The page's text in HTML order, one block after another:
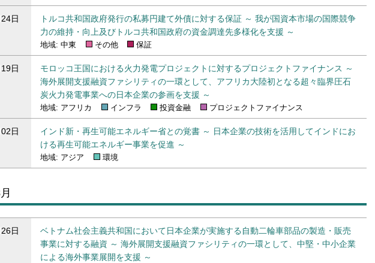
日
トルコ共和国政府発行の私募円建て外債に対する保証 ～ 我が国資本市場の国際競争
力の維持・向上及びトルコ共和国政府の資金調達先多様化を支援 ～
地域: 中東 その他 保証
日
モロッコ王国における火力発電プロジェクトに対するプロジェクトファイナンス ～
海外展開支援融資ファシリティの一環として、アフリカ大陸初となる超々臨界圧石
炭火力発電事業への日本企業の参画を支援 ～
地域: アフリカ インフラ 投資金融 プロジェクトファイナンス
日
インド新・再生可能エネルギー省との覚書 ～ 日本企業の技術を活用してインドにお
ける再生可能エネルギー事業を促進 ～
地域: アジア 環境
レスリリース一覧
日
ベトナム社会主義共和国において日本企業が実施する自動二輪車部品の製造・販売
事業に対する融資 ～ 海外展開支援融資ファシリティの一環として、中堅・中小企業
による海外事業展開を支援 ～